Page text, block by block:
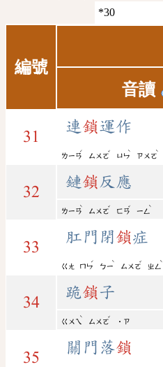
編號
音讀
31
連鎖運作
ㄌㄧㄢ
ˊ
ㄙㄨㄛ
ˇ
ㄩㄣ
ˋ
ㄗㄨㄛ
ˋ
32
鏈鎖反應
ㄌㄧㄢ
ˋ
ㄙㄨㄛ
ˇ
ㄈㄢ
ˇ
ㄧㄥ
ˋ
33
肛門閉鎖症
ㄍㄤ ㄇㄣ
ˊ
ㄅㄧ
ˋ
ㄙㄨㄛ
ˇ
ㄓㄥ
ˋ
34
跪鎖子
ㄍㄨㄟ
ˋ
ㄙㄨㄛ
ˇ
˙ㄗ
35
關門落鎖